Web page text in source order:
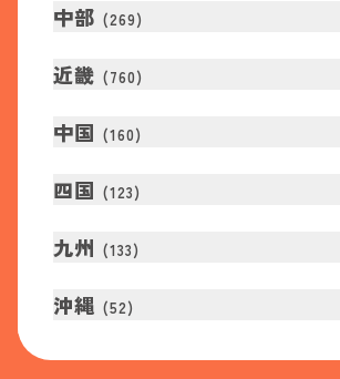
中部 (269)
近畿 (760)
中国 (160)
四国 (123)
九州 (133)
沖縄 (52)